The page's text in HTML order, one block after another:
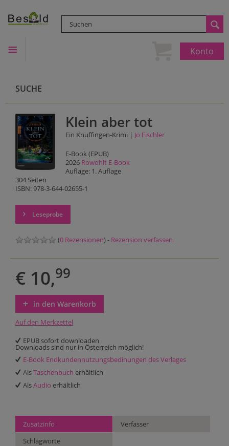
Konto
SUCHE
Klein aber tot
Ein Knuffingen-Krimi | Jo Fischler
E-Book (EPUB)
2026 Rowohlt E-Book
Auflage: 1. Auflage
304 Seiten
ISBN: 978-3-644-02655-1
Leseprobe
(0 Rezensionen) - Rezension verfassen
€ 10,99
in den Warenkorb
Auf den Merkzettel
EPUB sofort downloaden
Downloads sind nur in Österreich möglich!
E-Book Endkundennutzungsbedinungen des Verlages
AlsTaschenbuch erhältlich
AlsAudio erhältlich
Zusatzinfo
Verfasser
Schlagworte